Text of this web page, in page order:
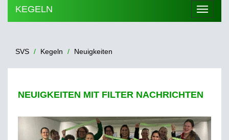
Menü
KEGELN
SVS Kegeln Neuigkeiten
NEUIGKEITEN MIT FILTER NACHRICHTEN